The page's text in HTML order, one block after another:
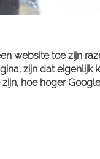
website toe zijn
zijn dat eigenlijk
hoe hoger